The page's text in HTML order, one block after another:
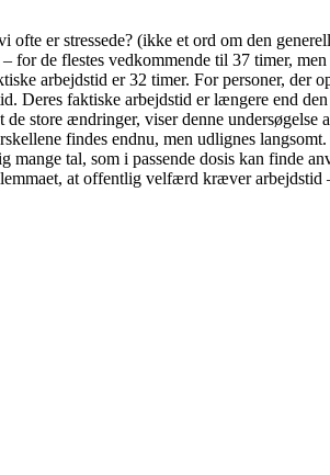
er stressede? (ikke et ord om den
for de flestes vedkommende til 37 timer,
arbejdstid er 32 timer. For personer, der
Deres faktiske arbejdstid er længere end
store ændringer, viser denne
findes endnu, men udlignes langsomt.
tal, som i passende dosis kan finde
at offentlig velfærd kræver